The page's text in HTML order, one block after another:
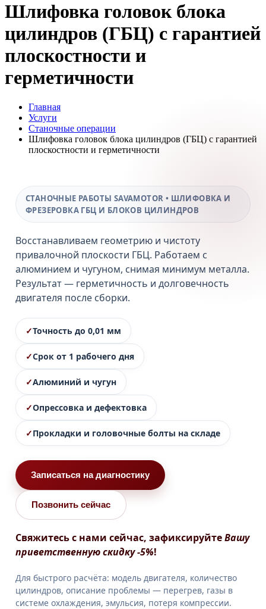
Шлифовка головок блока
цилиндров (ГБЦ) с гарантией
плоскостности и
герметичности
Главная
Услуги
Станочные операции
Шлифовка головок блока цилиндров (ГБЦ) с гарантией
плоскостности и герметичности
СТАНОЧНЫЕ РАБОТЫ SAVAMOTOR • ШЛИФОВКА И
ФРЕЗЕРОВКА ГБЦ И БЛОКОВ ЦИЛИНДРОВ
Восстанавливаем геометрию и чистоту
привалочной плоскости ГБЦ. Работаем с
алюминием и чугуном, снимая минимум металла.
Результат — герметичность и долговечность
двигателя после сборки.
Точность до 0,01 мм
Срок от 1 рабочего дня
Алюминий и чугун
Опрессовка и дефектовка
Прокладки и головочные болты на складе
Записаться на диагностику
Позвонить сейчас
Свяжитесь с нами сейчас, зафиксируйтеВашу
приветственную скидку-5%!
Для быстрого расчёта: модель двигателя, количество
цилиндров, описание проблемы — перегрев, газы в
системе охлаждения, эмульсия, потеря компрессии.